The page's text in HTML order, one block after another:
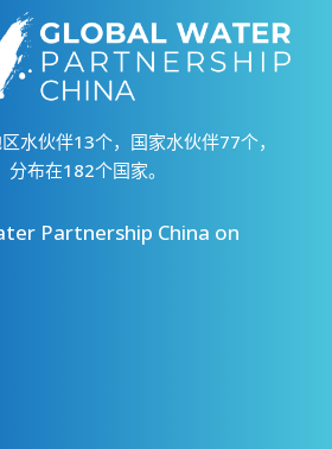
水伙伴13个，国家水伙伴77个，
布在182个国家。
Partnership China on